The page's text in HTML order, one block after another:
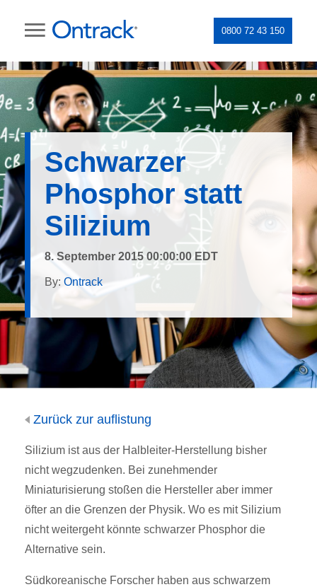
0800 72 43 150
Schwarzer
Phosphor statt
Silizium
8. September 2015 00:00:00 EDT
By: Ontrack
Zurück zur auflistung
Silizium ist aus der Halbleiter-Herstellung bisher
nicht wegzudenken. Bei zunehmender
Miniaturisierung stoßen die Hersteller aber immer
öfter an die Grenzen der Physik. Wo es mit Silizium
nicht weitergeht könnte schwarzer Phosphor die
Alternative sein.
Südkoreanische Forscher haben aus schwarzem